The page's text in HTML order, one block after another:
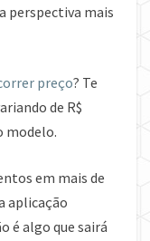
perspectiva mais
preço? Te
de R$
modelo.
em mais de
aplicação
é algo que sairá